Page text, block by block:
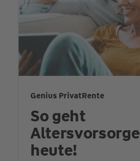
Genius PrivatRente
So geht
Altersvorsorge
heute!